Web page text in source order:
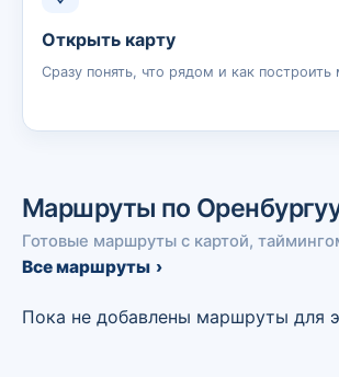
Открыть карту
Сразу понять, что рядом и как построить
Маршруты по
Готовые маршруты с картой,
Все маршруты
Пока не добавлены маршруты для